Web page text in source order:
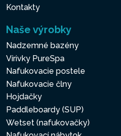
Kontakty
Naše výrobky
Nadzemné bazény
Vírivky PureSpa
Nafukovacie postele
Nafukovacie člny
Hojdačky
Paddleboardy (SUP)
Wetset (nafukovačky)